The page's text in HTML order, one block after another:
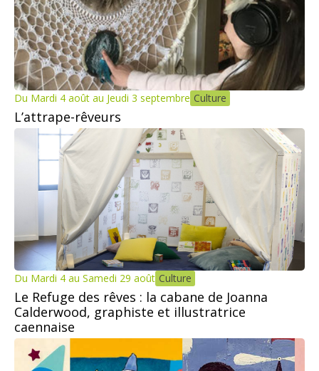
Du Mardi 4 août au Jeudi 3 septembre Culture
L’attrape-rêveurs
Du Mardi 4 au Samedi 29 août Culture
Le Refuge des rêves : la cabane de Joanna
Calderwood, graphiste et illustratrice
caennaise